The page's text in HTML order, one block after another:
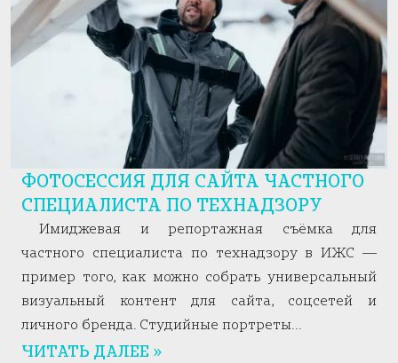
РЕКЛАМНАЯ ФОТОСЕССИЯ ДЛЯ
МАГАЗИНА ДВЕРЕЙ VELLDORIS
Эта съёмка для салона дверей Velldoris стала
примером того, как рекламная фотография
может работать не только как иллюстрация
ассортимента, но и как инструмент продаж. Моей
задачей было показать...
ЧИТАТЬ ДАЛЕЕ »